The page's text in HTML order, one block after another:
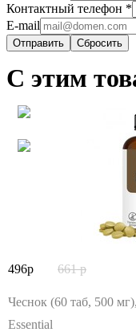
Контактный телефон *
E-mail
Сбросить
С этим
496 661
Чеснок (60 таб, 500
Essential